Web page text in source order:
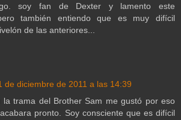
soy fan de Dexter y lamento este
también entiendo que es muy difícil
de las anteriores...
de diciembre de 2011 a las 14:39
la trama del Brother Sam me gustó por eso
pronto. Soy consciente que es difícil